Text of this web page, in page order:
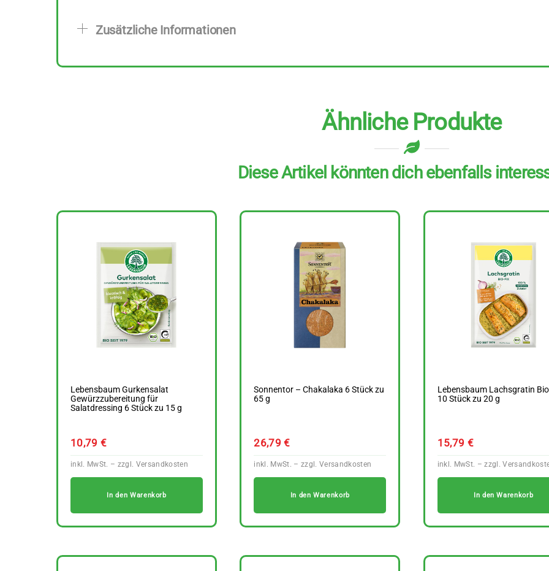
Zusätzliche Informationen
Ähnliche Produkte
Diese Artikel könnten dich ebenfalls
Lebensbaum Gurkensalat
Gewürzzubereitung für
Salatdressing 6 Stück zu 15 g
10,79€
In den Warenkorb
Sonnentor – Chakalaka 6 Stück zu
65 g
26,79€
In den Warenkorb
Lebensbaum Lachsgratin
10 Stück zu 20 g
15,79 €
In den Warenkorb